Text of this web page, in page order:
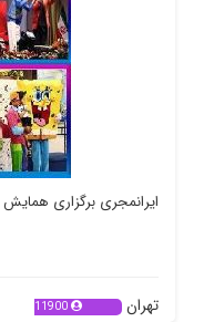
ایرانمجری برگزاری
تهران 11900